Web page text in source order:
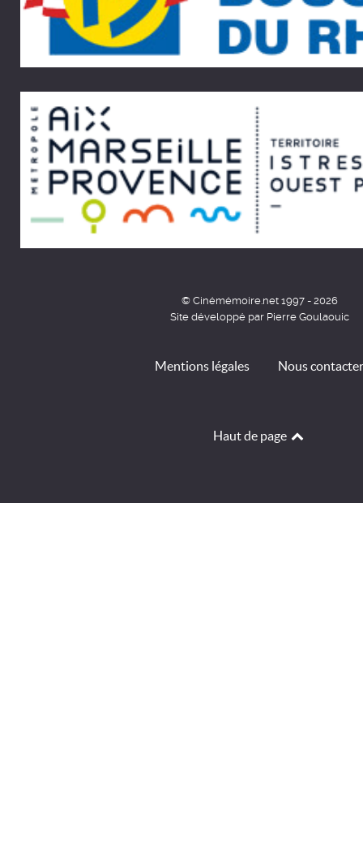
© Cinémémoire.net 1997 - 2026
Site développé par Pierre Goulaouic
Mentions légales Nous contacter
Haut de page